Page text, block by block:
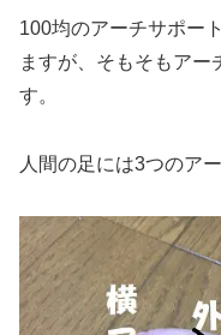
100均のアーチサポー
ますが、そもそもアー
す。
人間の足には3つのア